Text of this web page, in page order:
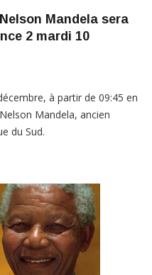
Mandela sera
2 mardi 10
à partir de 09:45 en
Mandela, ancien
du Sud.